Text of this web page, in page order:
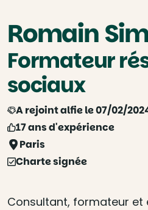
Romain
Formateur
sociaux
A rejoint alfie le 07/02/
17 ans d'expérience
Paris
Charte signée
Consultant, formateur et